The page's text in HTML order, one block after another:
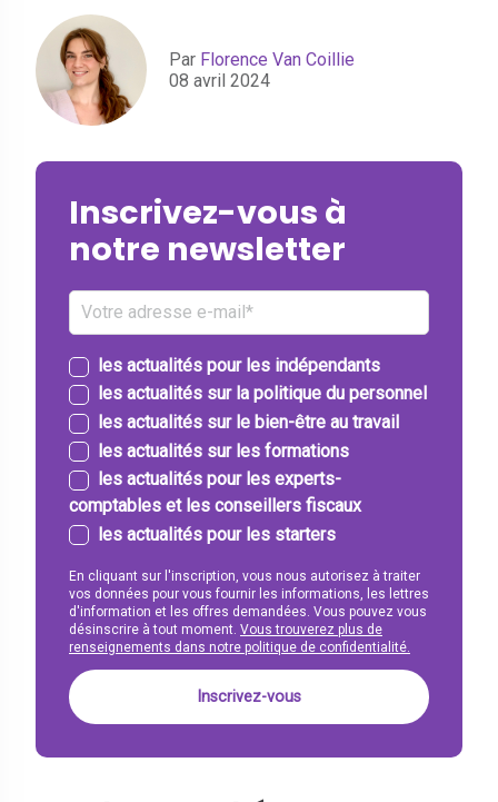
Par Florence Van Coillie
08 avril 2024
Inscrivez-vous à
notre newsletter
les actualités pour les indépendants
les actualités sur la politique du personnel
les actualités sur le bien-être au travail
les actualités sur les formations
les actualités pour les experts-
comptables et les conseillers fiscaux
les actualités pour les starters
En cliquant sur l'inscription, vous nous autorisez à traiter
vos données pour vous fournir les informations, les lettres
d'information et les offres demandées. Vous pouvez vous
désinscrire à tout moment. Vous trouverez plus de
renseignements dans notre politique de confidentialité.